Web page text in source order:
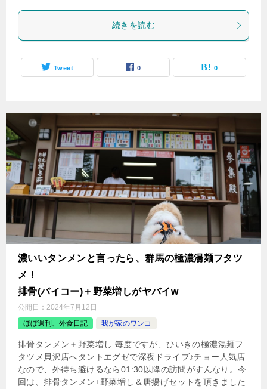
続きを読む
Tweet 0 0
濃いいタンメンと言ったら、群馬の極濃湯麺フタツ
メ！
排骨(パイコー)＋野菜増しがヤバイw
公開日： 2024年7月12日
ほぼ週刊、外食日記
我が家のワンコ
排骨タンメン＋野菜増し 毎度ですが、ひいきの極濃湯麺フ
タツメ貝沢店へタントエグゼで深夜ドライブ♪チョー人気店
なので、外待ち避けるなら01:30以降の訪問がすんなり。今
回は、排骨タンメン+野菜増し＆唐揚げセットを頂きました